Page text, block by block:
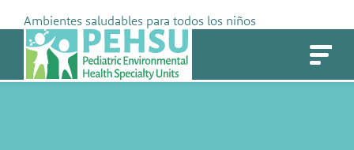
content
Ambientes saludables para todos los niños
PEHSU